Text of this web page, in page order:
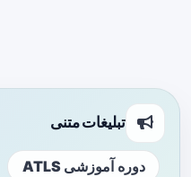
تبلیغات متنی
دوره آموزشی ATLS